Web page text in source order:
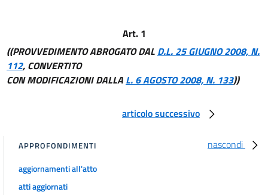
Paga di ammissione o di nomina.
15
16
19
Art. 1
((PROVVEDIMENTO ABROGATO DAL D.L. 25 GIUGNO 2008, N.
112, CONVERTITO
CON MODIFICAZIONI DALLA L. 6 AGOSTO 2008, N. 133))
articolo successivo
nascondi
APPROFONDIMENTI
aggiornamenti all'atto
atti aggiornati